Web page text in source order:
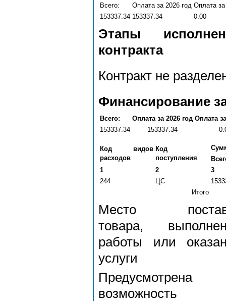
Всего: Оплата за 2026 год Оплата
153337.34 153337.34 0.00
Этапы
контракта
Контракт не
Финансирование
Всего: Оплата за 2026 год Оплата
153337.34
153337.34
Код видов
расходов
Код
поступления
1
2
3
244
ЦС
Итого
Место
товара,
работы или
услуги
Предусмотрена
возможность